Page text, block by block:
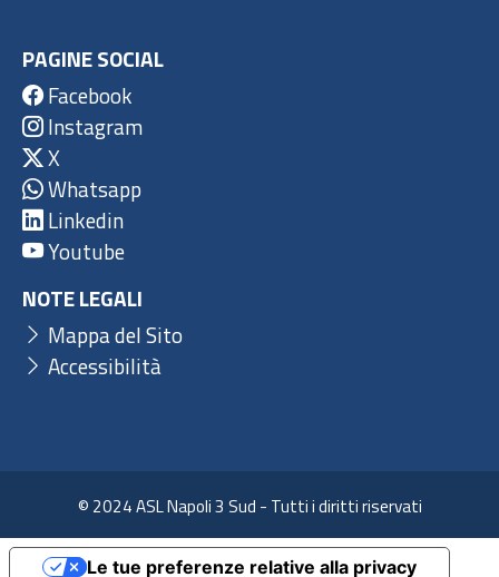
PAGINE SOCIAL
Facebook
Instagram
X
Whatsapp
Linkedin
Youtube
NOTE LEGALI
Mappa del Sito
Accessibilità
© 2024 ASL Napoli 3 Sud - Tutti i diritti riservati
Le tue preferenze relative alla privacy